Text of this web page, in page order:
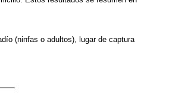
(ninfas o adultos), lugar de captura